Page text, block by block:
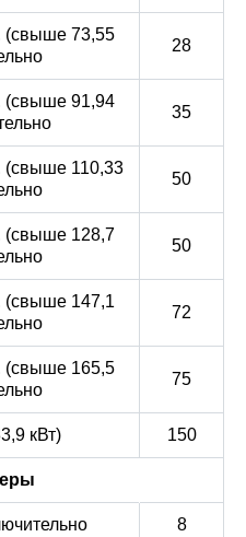
(свыше 73,55
28
(свыше 91,94
35
(свыше 110,33
50
(свыше 128,7
50
(свыше 147,1
72
(свыше 165,5
75
кВт) 150
8